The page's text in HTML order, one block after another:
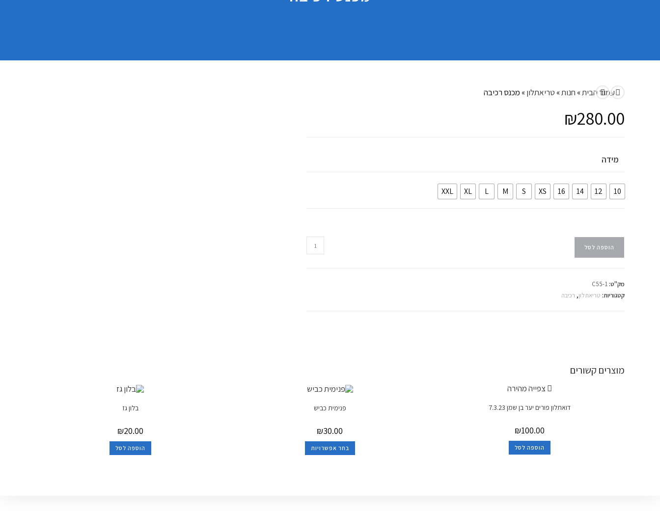
עמוד הבית» חנות» טריאתלון» מכנס רכיבה
₪280.00
מידה
10
12
14
16
XS
S
M
L
XL
XXL
הוספה לסל
מק"ט:C55-1
קטגוריות: טריאתלון, רכיבה
מוצרים קשורים
בלון גז
₪20.00
הוספה לסל
פנימית כביש
₪30.00
בחר אפשרויות
צפייה מהירה
דואתלון פורים יער בן שמן 7.3.23
₪100.00
הוספה לסל